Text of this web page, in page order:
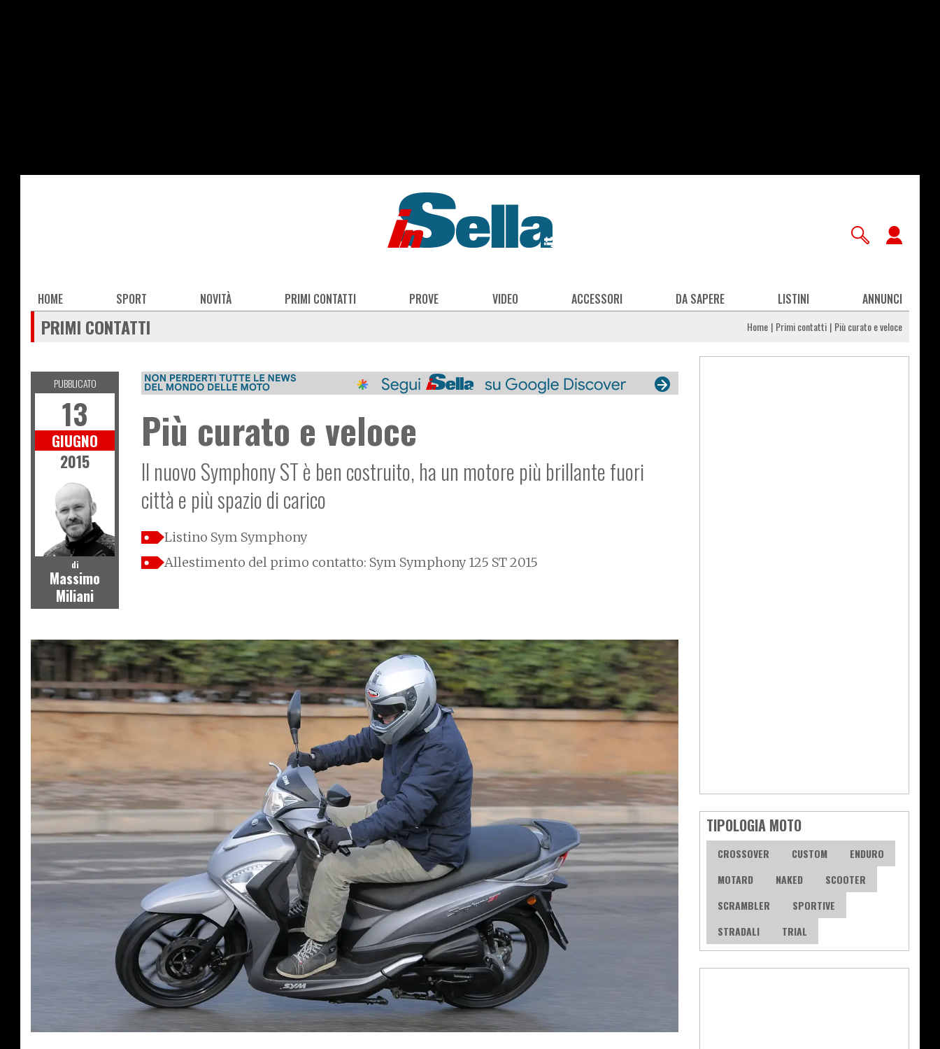
Main
navigation
HOME SPORT NOVITÀ PRIMI CONTATTI PROVE VIDEO ACCESSORI DA SAPERE LISTINI ANNUNCI
PRIMI CONTATTI Home Primi contatti Più curato e veloce
Più curato e veloce
Il nuovo Symphony ST è ben costruito, ha un motore più brillante fuori
città e più spazio di carico
Listino Sym Symphony
Allestimento del primo contatto: Sym Symphony 125 ST 2015
PUBBLICATO
13
GIUGNO
2015
di
Massimo
Miliani
TIPOLOGIA MOTO
CROSSOVER CUSTOM
ENDURO
MOTARD
NAKED
SCOOTER
SCRAMBLER
SPORTIVE
STRADALI
TRIAL